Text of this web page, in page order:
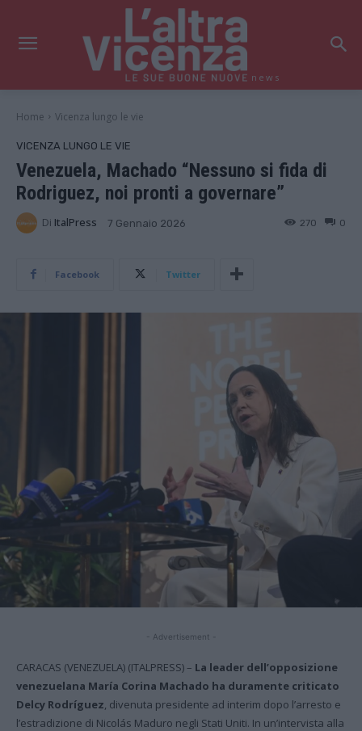
news
Home Vicenza lungo le vie
VICENZA LUNGO LE VIE
Venezuela, Machado “Nessuno si fida di
Rodriguez, noi pronti a governare”
Di ItalPress 7 Gennaio 2026 0
270
Facebook Twitter
- Advertisement -
CARACAS (VENEZUELA) (ITALPRESS) – La leader dell’opposizione
venezuelana María Corina Machado ha duramente criticato
Delcy Rodríguez , divenuta presidente ad interim dopo l’arresto e
l’estradizione di Nicolás Maduro negli Stati Uniti. In un’intervista alla